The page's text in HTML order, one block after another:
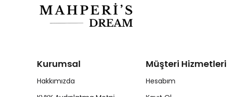
Kurumsal
Hakkımızda
Müşteri Hizmetleri
Hesabım